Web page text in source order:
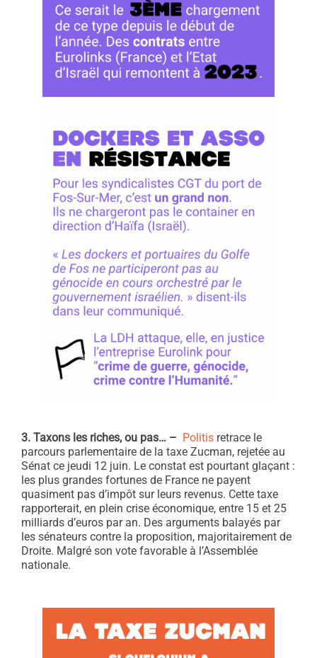
3. Taxons les riches, ou pas… – Politis retrace le
parcours parlementaire de la taxe Zucman, rejetée au
Sénat ce jeudi 12 juin. Le constat est pourtant glaçant :
les plus grandes fortunes de France ne payent
quasiment pas d’impôt sur leurs revenus. Cette taxe
rapporterait, en plein crise économique, entre 15 et 25
milliards d’euros par an. Des arguments balayés par
les sénateurs contre la proposition, majoritairement de
Droite. Malgré son vote favorable à l’Assemblée
nationale.